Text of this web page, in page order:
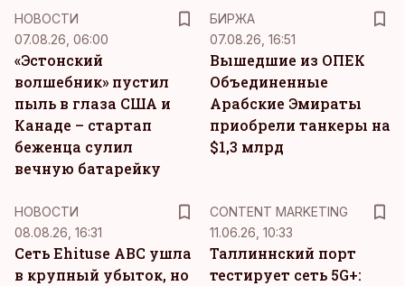
НОВОСТИ
07.08.26, 06:00
«Эстонский
волшебник» пустил
пыль в глаза США и
Канаде – стартап
беженца сулил
вечную батарейку
БИРЖА
07.08.26, 16:51
Вышедшие из ОПЕК
Объединенные
Арабские Эмираты
приобрели танкеры на
$1,3 млрд
НОВОСТИ
08.08.26, 16:31
Сеть Ehituse ABC ушла
в крупный убыток, но
CONTENT MARKETING
11.06.26, 10:33
Таллиннский порт
тестирует сеть 5G+: